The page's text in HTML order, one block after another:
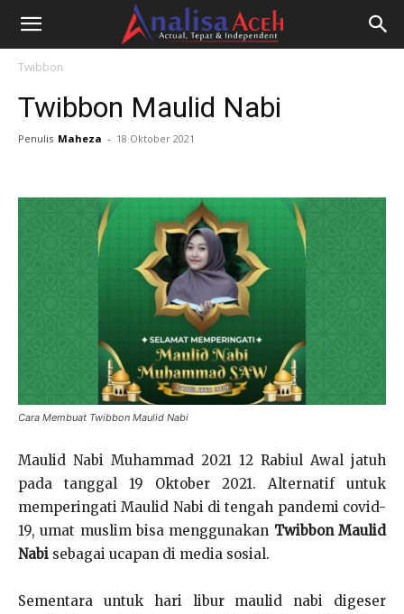
Twibbon
Twibbon Maulid Nabi
Penulis Maheza - 18 Oktober 2021
Cara Membuat Twibbon Maulid Nabi
Maulid Nabi Muhammad 2021 12 Rabiul Awal jatuh
pada tanggal 19 Oktober 2021. Alternatif untuk
memperingati Maulid Nabi di tengah pandemi covid-
19, umat muslim bisa menggunakan Twibbon Maulid
Nabi sebagai ucapan di media sosial.
Sementara untuk hari libur maulid nabi digeser